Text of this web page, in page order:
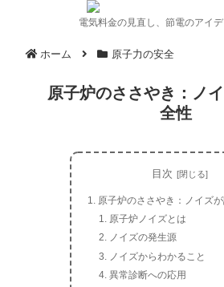
電気料金の見直し、節電のアイ
ホーム 原子力の安全
原子炉のささやき：ノ
全性
目次
原子炉のささやき：ノイズ
原子炉ノイズとは
ノイズの発生源
ノイズからわかること
異常診断への応用